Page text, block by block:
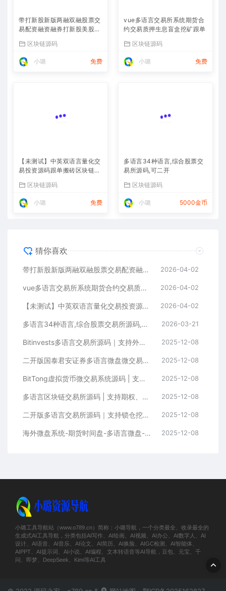
带打新股新版两融双融股票交
易配资融资融券打新股美股港
区块链源码
小璐 免费
vue多语言交易所系统期货合
约交易质押生息盲盒挖矿跟单
区块链源码
小璐 免费
【未测试】中英双语言量化交
易投资源码跟单搬砖区块链交
+后端PHP
区块链源码
小璐 免费
多语言34种语言,综合股票交
易所源码,可二开
区块链源码
小璐 5000金币
猜你喜欢
带打新股新版两融双融股票交易配资融资融券打新股美股港股 2026-04-02
vue多语言交易所系统期货合约交易质押生息盲盒挖矿跟单 2026-04-02
【未测试】中英双语言量化交易投资源码跟单搬砖区块链交易所源码前端uniapp纯源码+后端PHP 2026-04-02
多语言34种语言,综合股票交易所源码,可二开 2026-03-21
Bitinvests多语言交易所源码｜支持外汇美股期货、合约期权、现货C2C、平台币与AI理财的全功能数字资产交易平台（含Vue前端+PHP后端纯源码） 2025-12-08
二开版国泰君安证券多语言微盘微交易所系统源码 | HTML前端+PHP后端 2025-12-08
BitTong虚拟货币微交易系统源码 | 支持现货杠杆交易+K线控制+用户输赢管理+代理体系 2025-12-08
多语言区块链交易所源码 | 支持期权、币币交易、质押挖矿与新币申购 2025-12-08
二开版多语言交易所源码｜支持锁仓挖矿+元宇宙理财+秒合约+IEO认购功能 2025-12-08
海外微盘系统-期货时间盘-多语言微盘-前端uniapp 2025-12-08
小璐工具导航站（www.o789.cn）简称：小璐导航，一个分类最全、收录最全的
生成式AI工具导航，分类包括AI写作、AI绘画、AI视频、AI办公、AI数字人、AI
设计、AI语音、AI音乐、AI论文、AI简历、AI换脸、AIGC检测、AI智能体、
AIPPT、AI提示词、AI小说、AI编程、文本转语音等AI导航，豆包、元宝、千
问、即梦、DeepSeek、Kimi等AI工具